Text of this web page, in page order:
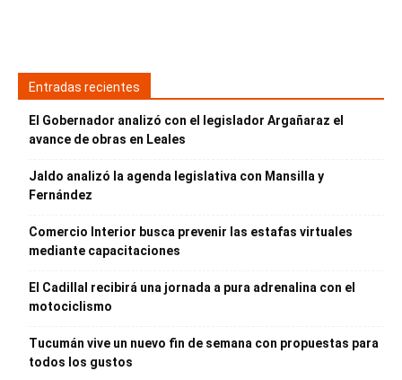
Entradas recientes
El Gobernador analizó con el legislador Argañaraz el
avance de obras en Leales
Jaldo analizó la agenda legislativa con Mansilla y
Fernández
Comercio Interior busca prevenir las estafas virtuales
mediante capacitaciones
El Cadillal recibirá una jornada a pura adrenalina con el
motociclismo
Tucumán vive un nuevo fin de semana con propuestas para
todos los gustos